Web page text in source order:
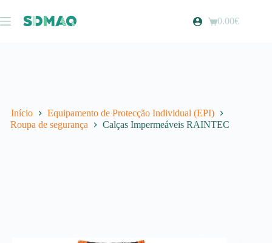
para
o
Carrinho
0.00€
Início
Equipamento de Protecção Individual (EPI)
Roupa de segurança
Calças Impermeáveis RAINTEC